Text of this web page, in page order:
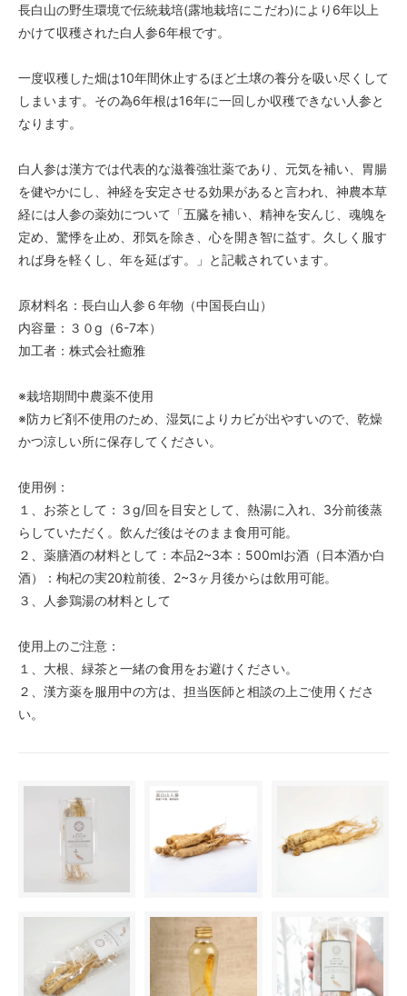
長白山の野生環境で伝統栽培(露地栽培にこだわ)により6年以上
かけて収穫された白人参6年根です。
一度収穫した畑は10年間休止するほど土壌の養分を吸い尽くして
しまいます。その為6年根は16年に一回しか収穫できない人参と
なります。
白人参は漢方では代表的な滋養強壮薬であり、元気を補い、胃腸
を健やかにし、神経を安定させる効果があると言われ、神農本草
経には人参の薬効について「五臓を補い、精神を安んじ、魂魄を
定め、驚悸を止め、邪気を除き、心を開き智に益す。久しく服す
れば身を軽くし、年を延ばす。」と記載されています。
原材料名：長白山人参６年物（中国長白山）
内容量：３０g（6-7本）
加工者：株式会社癒雅
※栽培期間中農薬不使用
※防カビ剤不使用のため、湿気によりカビが出やすいので、乾燥
かつ涼しい所に保存してください。
使用例：
１、お茶として：３g/回を目安として、熱湯に入れ、3分前後蒸
らしていただく。飲んだ後はそのまま食用可能。
２、薬膳酒の材料として：本品2~3本：500mlお酒（日本酒か白
酒）：枸杞の実20粒前後、2~3ヶ月後からは飲用可能。
３、人参鶏湯の材料として
使用上のご注意：
１、大根、緑茶と一緒の食用をお避けください。
２、漢方薬を服用中の方は、担当医師と相談の上ご使用くださ
い。